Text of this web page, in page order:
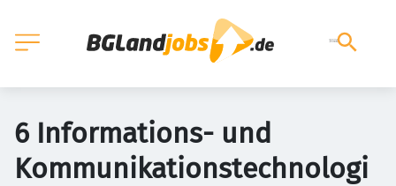
6 Informations- und
Kommunikationstechnologi